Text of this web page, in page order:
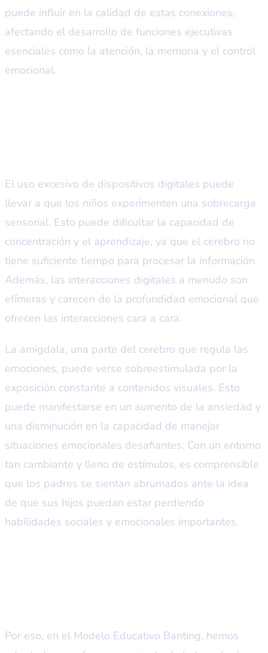
puede influir en la calidad de estas conexiones,
afectando el desarrollo de funciones ejecutivas
esenciales como la atención, la memoria y el control
emocional.
El uso excesivo de dispositivos digitales puede
llevar a que los niños experimenten una sobrecarga
sensorial. Esto puede dificultar la capacidad de
concentración y el aprendizaje, ya que el cerebro no
tiene suficiente tiempo para procesar la información.
Además, las interacciones digitales a menudo son
efímeras y carecen de la profundidad emocional que
ofrecen las interacciones cara a cara.
La amígdala, una parte del cerebro que regula las
emociones, puede verse sobreestimulada por la
exposición constante a contenidos visuales. Esto
puede manifestarse en un aumento de la ansiedad y
una disminución en la capacidad de manejar
situaciones emocionales desafiantes. Con un entorno
tan cambiante y lleno de estímulos, es comprensible
que los padres se sientan abrumados ante la idea
de que sus hijos puedan estar perdiendo
habilidades sociales y emocionales importantes.
Por eso, en el Modelo Educativo Banting, hemos